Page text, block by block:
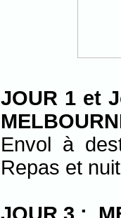
JOUR 1 et
Envol à
Repas et